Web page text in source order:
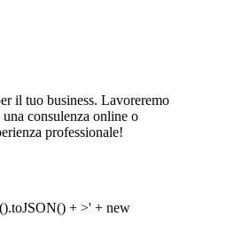
il tuo business. Lavoreremo
consulenza online o
professionale!